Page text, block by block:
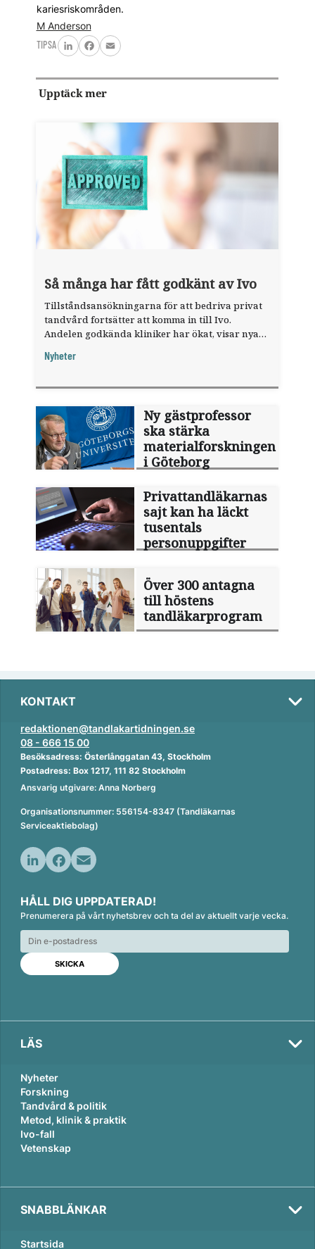
kariesriskområden.
M Anderson
TIPSA
LinkedInFacebook
Email
Upptäck mer
Så många har fått godkänt av Ivo
Tillståndsansökningarna för att bedriva privat
tandvård fortsätter att komma in till Ivo.
Andelen godkända kliniker har ökat, visar nya
Nyheter
Ny gästprofessor
ska stärka
materialforskningen
i Göteborg
Privattandläkarnas
sajt kan ha läckt
tusentals
personuppgifter
Över 300 antagna
till höstens
tandläkarprogram
KONTAKT
redaktionen@tandlakartidningen.se
08 - 666 15 00
Besöksadress: Österlånggatan 43, Stockholm
Postadress: Box 1217, 111 82 Stockholm
Ansvarig utgivare: Anna Norberg
Organisationsnummer: 556154-8347 (Tandläkarnas
Serviceaktiebolag)
n
k
e
d
n
c
e
b
o
o
k
a
i
l
HÅLL DIG UPPDATERAD!
Prenumerera på vårt nyhetsbrev och ta del av aktuellt varje vecka.
LÄS
Nyheter
Forskning
Tandvård & politik
Metod, klinik & praktik
Ivo-fall
Vetenskap
SNABBLÄNKAR
Startsida